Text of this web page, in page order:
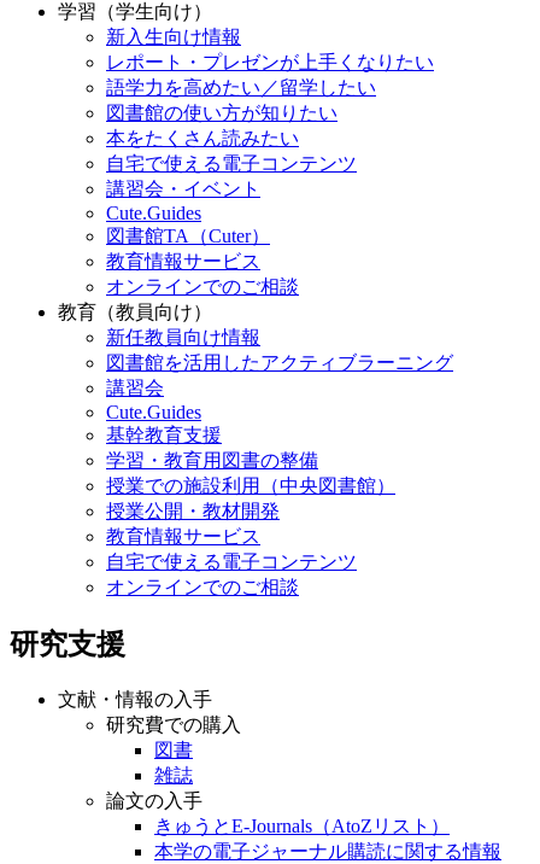
学習（学生向け）
新入生向け情報
レポート・プレゼンが上手くなりたい
語学力を高めたい／留学したい
図書館の使い方が知りたい
本をたくさん読みたい
自宅で使える電子コンテンツ
講習会・イベント
Cute.Guides
図書館TA（Cuter）
教育情報サービス
オンラインでのご相談
教育（教員向け）
新任教員向け情報
図書館を活用したアクティブラーニング
講習会
Cute.Guides
基幹教育支援
学習・教育用図書の整備
授業での施設利用（中央図書館）
授業公開・教材開発
教育情報サービス
自宅で使える電子コンテンツ
オンラインでのご相談
研究支援
文献・情報の入手
研究費での購入
図書
雑誌
論文の入手
きゅうとE-Journals（AtoZリスト）
本学の電子ジャーナル購読に関する情報